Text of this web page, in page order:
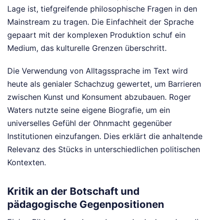
Lage ist, tiefgreifende philosophische Fragen in den
Mainstream zu tragen. Die Einfachheit der Sprache
gepaart mit der komplexen Produktion schuf ein
Medium, das kulturelle Grenzen überschritt.
Die Verwendung von Alltagssprache im Text wird
heute als genialer Schachzug gewertet, um Barrieren
zwischen Kunst und Konsument abzubauen. Roger
Waters nutzte seine eigene Biografie, um ein
universelles Gefühl der Ohnmacht gegenüber
Institutionen einzufangen. Dies erklärt die anhaltende
Relevanz des Stücks in unterschiedlichen politischen
Kontexten.
Kritik an der Botschaft und
pädagogische Gegenpositionen